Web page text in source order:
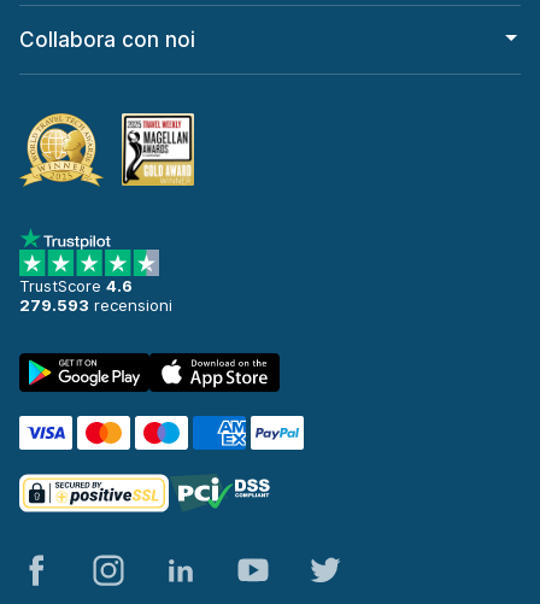
Collabora con noi
TrustScore 4.6
279.593 recensioni